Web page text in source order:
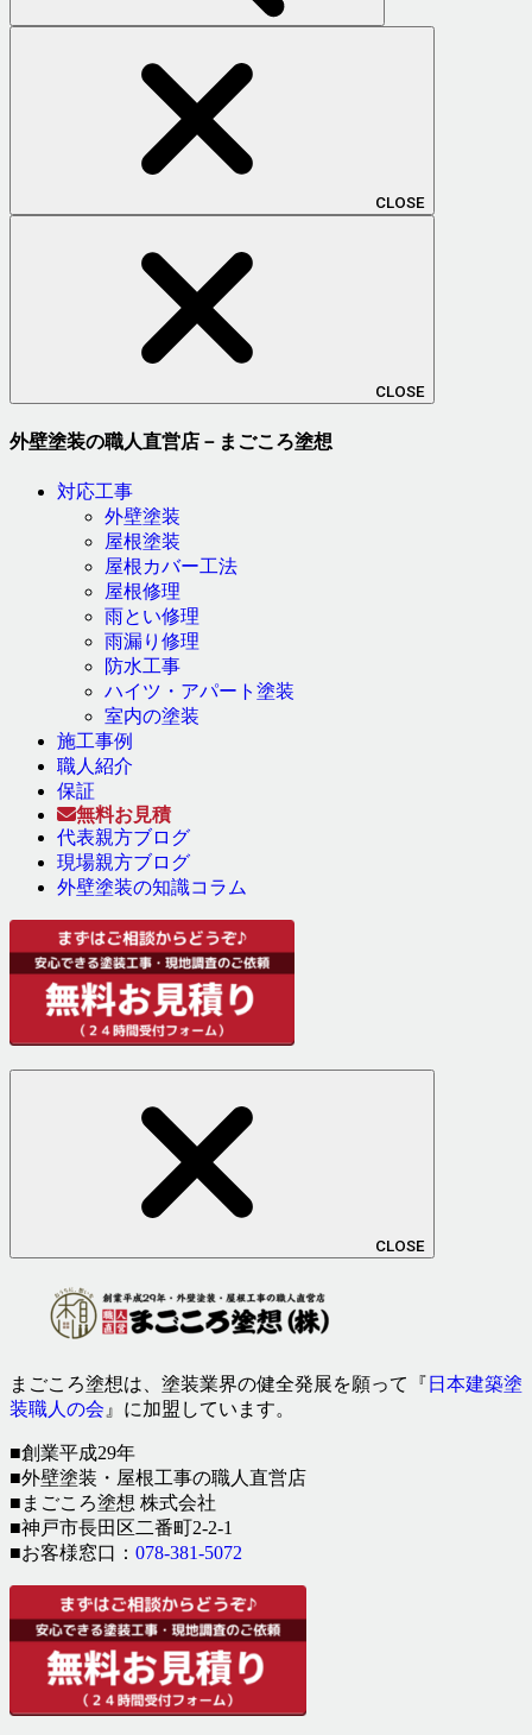
CLOSE
CLOSE
外壁塗装の職人直営店－まごころ塗想
対応工事
外壁塗装
屋根塗装
屋根カバー工法
屋根修理
雨とい修理
雨漏り修理
防水工事
ハイツ・アパート塗装
室内の塗装
施工事例
職人紹介
保証
無料お見積
代表親方ブログ
現場親方ブログ
外壁塗装の知識コラム
CLOSE
まごころ塗想は、塗装業界の健全発展を願って『 日本建築塗
装職人の会 』に加盟しています。
■創業平成29年
■外壁塗装・屋根工事の職人直営店
■まごころ塗想 株式会社
■神戸市長田区二番町2-2-1
■お客様窓口： 078-381-5072